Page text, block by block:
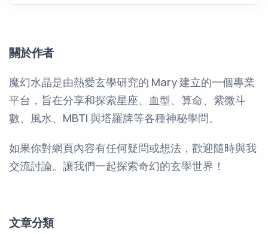
關於作者
魔幻水晶是由熱愛玄學研究的 Mary 建立的一個專業
平台，旨在分享和探索星座、血型、算命、紫微斗
數、風水、MBTI 與塔羅牌等各種神秘學問。
如果你對網頁內容有任何疑問或想法，歡迎隨時與我
交流討論。讓我們一起探索奇幻的玄學世界！
文章分類